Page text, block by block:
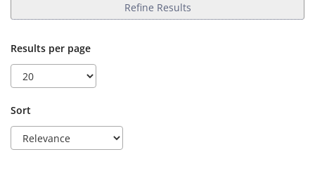
Refine Results
Results per page
Sort